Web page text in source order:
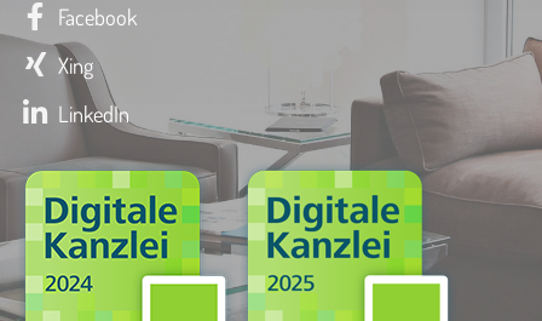
Facebook
Xing
LinkedIn